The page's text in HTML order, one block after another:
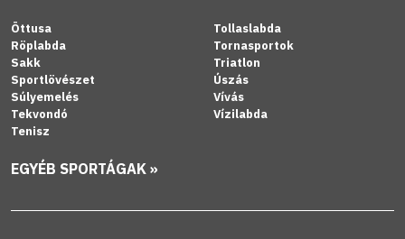
Öttusa
Röplabda
Sakk
Sportlövészet
Súlyemelés
Tekvondó
Tenisz
Tollaslabda
Tornasportok
Triatlon
Úszás
Vívás
Vízilabda
EGYÉB SPORTÁGAK »